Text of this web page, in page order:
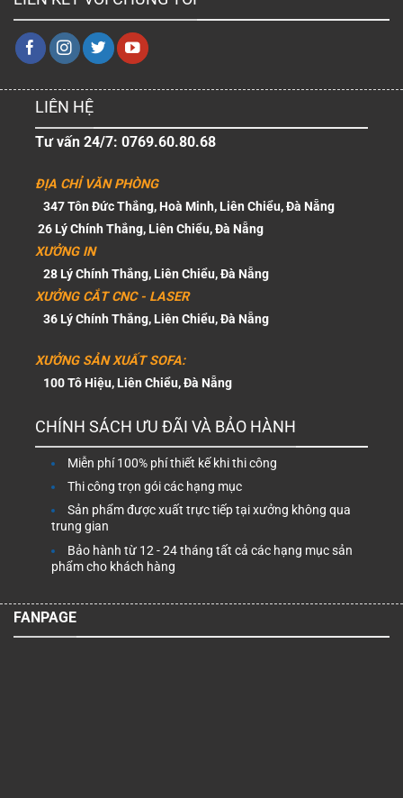
LIÊN HỆ
Tư vấn 24/7: 0769.60.80.68
ĐỊA CHỈ VĂN PHÒNG
347 Tôn Đức Thắng, Hoà Minh, Liên Chiểu, Đà Nẵng
26 Lý Chính Thắng, Liên Chiểu, Đà Nẵng
XƯỞNG IN
28 Lý Chính Thắng, Liên Chiểu, Đà Nẵng
XƯỞNG CẮT CNC - LASER
36 Lý Chính Thắng, Liên Chiểu, Đà Nẵng
XƯỞNG SẢN XUẤT SOFA:
100 Tô Hiệu, Liên Chiểu, Đà Nẵng
CHÍNH SÁCH ƯU ĐÃI VÀ BẢO HÀNH
Miễn phí 100% phí thiết kế khi thi công
Thi công trọn gói các hạng mục
Sản phẩm được xuất trực tiếp tại xưởng không qua
trung gian
Bảo hành từ 12 - 24 tháng tất cả các hạng mục sản
phẩm cho khách hàng
FANPAGE